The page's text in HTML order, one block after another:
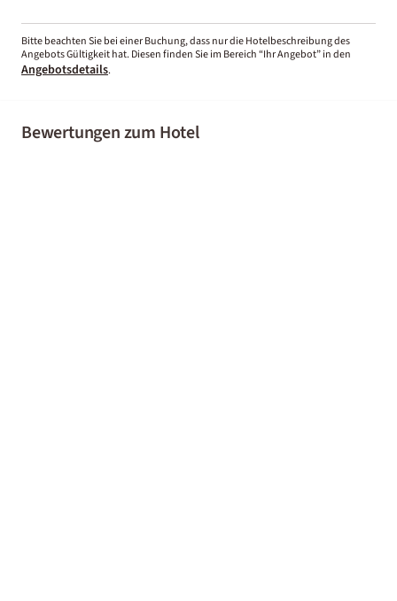
Bitte beachten Sie bei einer Buchung, dass nur die Hotelbeschreibung des
Angebots Gültigkeit hat. Diesen finden Sie im Bereich “Ihr Angebot” in den
Angebotsdetails.
Bewertungen zum Hotel